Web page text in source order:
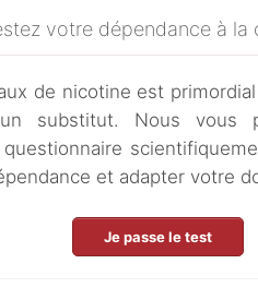
votre dépendance à la
de nicotine est
substitut. Nous vous
questionnaire
et adapter votre
Je passe le test